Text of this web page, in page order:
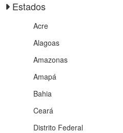
Estados
Acre
Alagoas
Amazonas
Amapá
Bahia
Ceará
Distrito Federal